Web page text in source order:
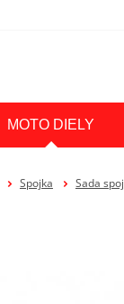
MOTO DIELY
Spojka Sada